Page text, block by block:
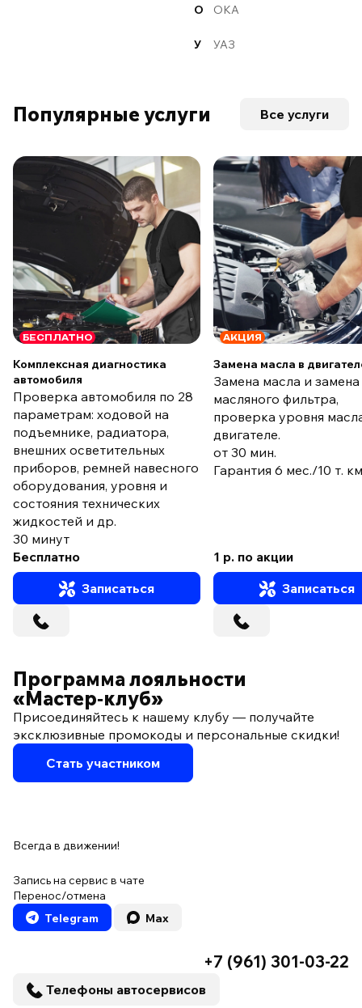
О ОКА
У УАЗ
Популярные услуги Все услуги
БЕСПЛАТНО
Комплексная диагностика
автомобиля
Проверка автомобиля по 28
параметрам: ходовой на
подъемнике, радиатора,
внешних осветительных
приборов, ремней навесного
оборудования, уровня и
состояния технических
жидкостей и др.
30 минут
Бесплатно
Записаться
АКЦИЯ
Замена масла в
Замена масла и замена
масляного фильтра,
проверка уровня
двигателе.
от 30 мин.
Гарантия 6 мес./10 т.
1 р. по акции
Записаться
Программа лояльности
«Мастер‑клуб»
Присоединяйтесь к нашему клубу — получайте
эксклюзивные промокоды и персональные скидки!
Стать участником
Всегда в движении!
Запись на сервис в чате
Перенос/отмена
Telegram
Max
+7 (961) 301-03-22
Телефоны автосервисов